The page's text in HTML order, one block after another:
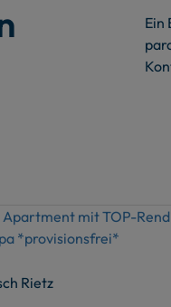
Ein
Rietz